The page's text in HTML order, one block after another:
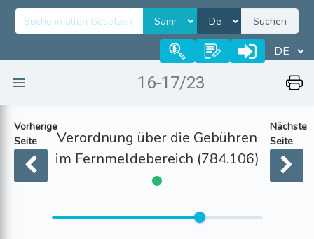
Suchen
16-17/23
Vorherige
Seite
Verordnung über die Gebühren
im Fernmeldebereich (784.106)
Nächste
Seite